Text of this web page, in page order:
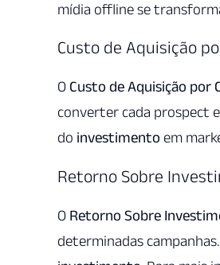
mídia offline se
Custo de Aquisição
O Custo de Aquisição por
converter cada prospect
do investimento em
Retorno Sobre
O Retorno Sobre
determinadas